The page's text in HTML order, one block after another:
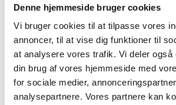
Denne hjemmeside bruger cookies
Vi bruger cookies til at tilpasse vores
annoncer, til at vise dig funktioner til
at analysere vores trafik. Vi deler også
din brug af vores hjemmeside med
for sociale medier,
analysepartnere. Vores partnere kan
Tryknedsivningssæt 1x15m med
Tryknedsivningssæt 2x15m med